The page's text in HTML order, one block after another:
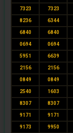
7323 7323
8236 6344
6840 6840
0694 0694
5951 6639
2156 2156
0849 0849
2540 1603
8307 8307
9171 9171
9173 9950